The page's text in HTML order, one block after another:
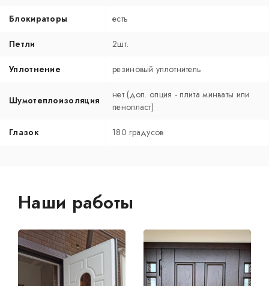
Блокираторы есть
Петли 2шт.
Уплотнение резиновый уплотнитель
Шумотеплоизоляция
нет (доп. опция - плита минваты или
пенопласт)
Глазок 180 градусов
Наши работы